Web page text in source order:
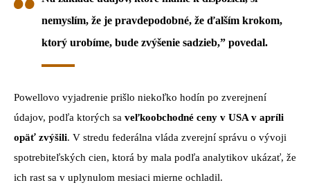
nemyslím, že je pravdepodobné, že ďalším krokom,
ktorý urobíme, bude zvýšenie sadzieb,” povedal.
Powellovo vyjadrenie prišlo niekoľko hodín po zverejnení
údajov, podľa ktorých sa veľkoobchodné ceny v USA v apríli
opäť zvýšili. V stredu federálna vláda zverejní správu o vývoji
spotrebiteľských cien, ktorá by mala podľa analytikov ukázať, že
ich rast sa v uplynulom mesiaci mierne ochladil.